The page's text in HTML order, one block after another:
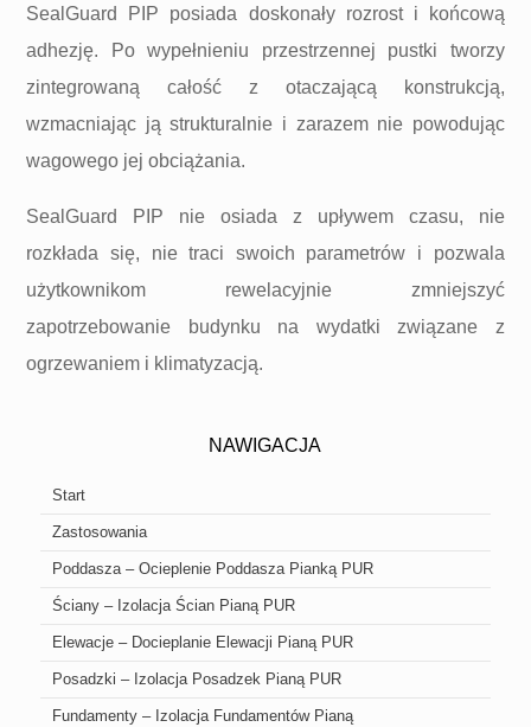
SealGuard PIP posiada doskonały rozrost i końcową
adhezję. Po wypełnieniu przestrzennej pustki tworzy
zintegrowaną całość z otaczającą konstrukcją,
wzmacniając ją strukturalnie i zarazem nie powodując
wagowego jej obciążania.
SealGuard PIP nie osiada z upływem czasu, nie
rozkłada się, nie traci swoich parametrów i pozwala
użytkownikom rewelacyjnie zmniejszyć
zapotrzebowanie budynku na wydatki związane z
ogrzewaniem i klimatyzacją.
NAWIGACJA
Start
Zastosowania
Poddasza – Ocieplenie Poddasza Pianką PUR
Ściany – Izolacja Ścian Pianą PUR
Elewacje – Docieplanie Elewacji Pianą PUR
Posadzki – Izolacja Posadzek Pianą PUR
Fundamenty – Izolacja Fundamentów Pianą